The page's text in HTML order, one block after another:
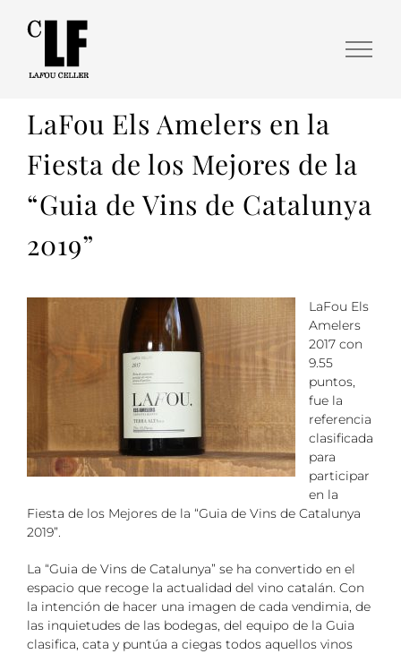
LaFou Els Amelers en la
Fiesta de los Mejores de la
“Guia de Vins de Catalunya
2019”
LaFou Els
Amelers
2017 con
9.55
puntos,
fue la
referencia
clasificada
para
participar
en la
Fiesta de los Mejores de la “Guia de Vins de Catalunya
2019”.
La “Guia de Vins de Catalunya” se ha convertido en el
espacio que recoge la actualidad del vino catalán. Con
la intención de hacer una imagen de cada vendimia, de
las inquietudes de las bodegas, del equipo de la Guia
clasifica, cata y puntúa a ciegas todos aquellos vinos